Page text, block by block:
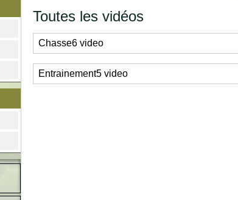
Toutes les vidéos
Chasse6 video
Entrainement5 video